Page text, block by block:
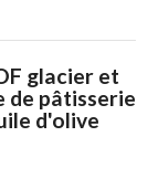
glacier et
de pâtisserie
d'olive